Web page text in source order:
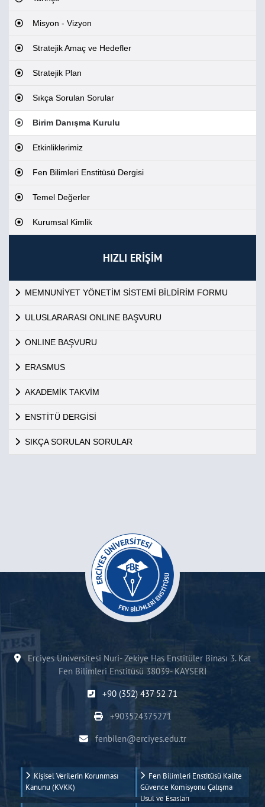
Misyon - Vizyon
Stratejik Amaç ve Hedefler
Stratejik Plan
Sıkça Sorulan Sorular
Birim Danışma Kurulu
Etkinliklerimiz
Fen Bilimleri Enstitüsü Dergisi
Temel Değerler
Kurumsal Kimlik
HIZLI ERİŞİM
MEMNUNİYET YÖNETİM SİSTEMİ BİLDİRİM FORMU
ULUSLARARASI ONLINE BAŞVURU
ONLINE BAŞVURU
ERASMUS
AKADEMİK TAKVİM
ENSTİTÜ DERGİSİ
SIKÇA SORULAN SORULAR
Erciyes Üniversitesi Nuri- Zekiye Has Enstitüler Binası 3. Kat
Fen Bilimleri Enstitüsü 38039- KAYSERİ
+90 (352) 437 52 71
+903524375271
fenbilen@erciyes.edu.tr
Kişisel Verilerin Korunması
Kanunu (KVKK)
Fen Bilimleri Enstitüsü Kalite
Güvence Komisyonu Çalışma
Usul ve Esasları